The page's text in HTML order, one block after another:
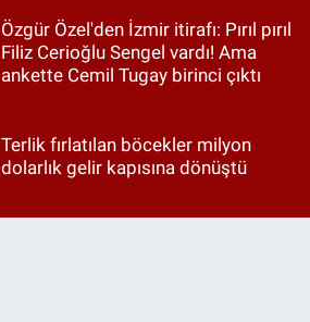
Özgür Özel'den İzmir itirafı: Pırıl pırıl
Filiz Cerioğlu Sengel vardı! Ama
ankette Cemil Tugay birinci çıktı
Terlik fırlatılan böcekler milyon
dolarlık gelir kapısına dönüştü